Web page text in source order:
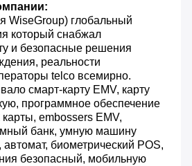
WiseGroup) глобальный
который снабжал
и безопасные решения
реальности
telco всемирно.
смарт-карту EMV, карту
программное обеспечение
embossers EMV,
банк, умную машину
автомат, биометрический POS,
безопасный, мобильную